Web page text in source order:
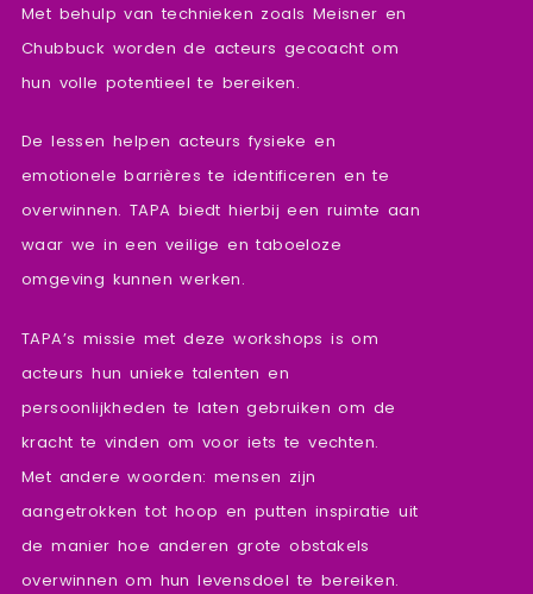
Met behulp van technieken zoals Meisner en
Chubbuck worden de acteurs gecoacht om
hun volle potentieel te bereiken.
De lessen helpen acteurs fysieke en
emotionele barrières te identificeren en te
overwinnen. TAPA biedt hierbij een ruimte aan
waar we in een veilige en taboeloze
omgeving kunnen werken.
TAPA’s missie met deze workshops is om
acteurs hun unieke talenten en
persoonlijkheden te laten gebruiken om de
kracht te vinden om voor iets te vechten.
Met andere woorden: mensen zijn
aangetrokken tot hoop en putten inspiratie uit
de manier hoe anderen grote obstakels
overwinnen om hun levensdoel te bereiken.